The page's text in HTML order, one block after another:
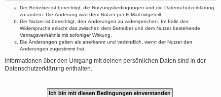
Der Betreiber ist berechtigt, die Nutzungsbedingungen und die Datenschutzerklärung
zu ändern. Die Änderung wird dem Nutzer per E-Mail mitgeteilt.
Der Nutzer ist berechtigt, den Änderungen zu widersprechen. Im Falle des
Widerspruchs erlischt das zwischen dem Betreiber und dem Nutzer bestehende
Vertragsverhältnis mit sofortiger Wirkung.
Die Änderungen gelten als anerkannt und verbindlich, wenn der Nutzer den
Änderungen zugestimmt hat.
Informationen über den Umgang mit deinen persönlichen Daten sind in der
Datenschutzerklärung enthalten.